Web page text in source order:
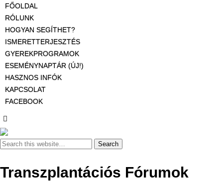
FŐOLDAL
RÓLUNK
HOGYAN SEGÍTHET?
ISMERETTERJESZTÉS
GYEREKPROGRAMOK
ESEMÉNYNAPTÁR (ÚJ!)
HASZNOS INFÓK
KAPCSOLAT
FACEBOOK
Transzplantációs Fórumok